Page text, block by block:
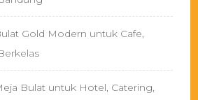
Gold Modern untuk Cafe,
Bulat untuk Hotel, Catering,